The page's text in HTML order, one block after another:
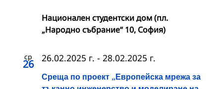
Национален студентски дом (пл.
„Народно събрание“ 10, София)
ср
26
Среща по проект „Европейска мрежа за
26.02.2025 г. - 28.02.2025 г.